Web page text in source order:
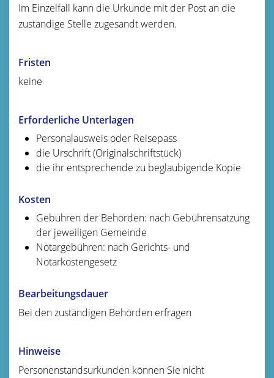
Im Einzelfall kann die Urkunde mit der Post an die
zuständige Stelle zugesandt werden.
Fristen
keine
Erforderliche Unterlagen
Personalausweis oder Reisepass
die Urschrift (Originalschriftstück)
die ihr entsprechende zu beglaubigende Kopie
Kosten
Gebühren der Behörden: nach Gebührensatzung
der jeweiligen Gemeinde
Notargebühren: nach Gerichts- und
Notarkostengesetz
Bearbeitungsdauer
Bei den zuständigen Behörden erfragen
Hinweise
Personenstandsurkunden können Sie nicht